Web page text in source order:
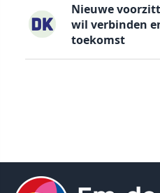
Nieuwe
wil verbinden
toekomst